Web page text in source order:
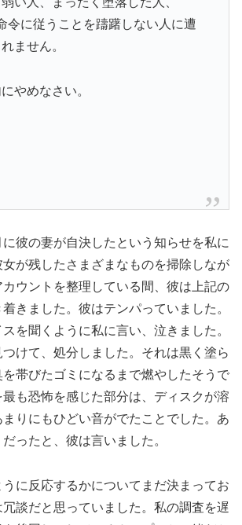
令に従うことを躊躇しない人に遭
ません。
やめなさい。
彼の妻が自決したという知らせを私に
が残したさまざまなものを掃除しなが
ウントを整理している間、彼は上記の
きました。彼はテンパっていました。
を聞くように私に言い、泣きました。
けて、処分しました。それは黒く塗ら
帯びたゴミになるまで燃やしたそうで
も恐怖を感じた部分は、ディスクが溶
りにもひどい音がでたことでした。あ
ったと、彼は言いました。
に反応するかについてまだ決まってお
冗談だと思っていました。私の調査を遅